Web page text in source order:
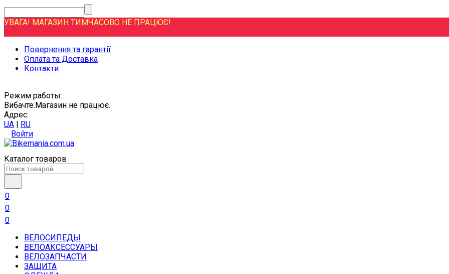
УВАГА! МАГАЗИН ТИМЧАСОВО НЕ ПРАЦЮЄ!
Повернення та гарантії
Оплата та Доставка
Контакти
Режим работы:
Вибачте.Магазин не працює.
Адрес:
UA | RU
Войти
Каталог товаров
0
0
0
ВЕЛОСИПЕДЫ
ВЕЛОАКСЕССУАРЫ
ВЕЛОЗАПЧАСТИ
ЗАЩИТА